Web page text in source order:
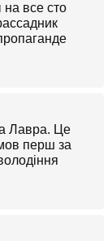
все сто
Лавра. Це
перш за